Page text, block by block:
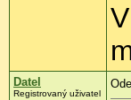
Datel
Registrovaný uživatel